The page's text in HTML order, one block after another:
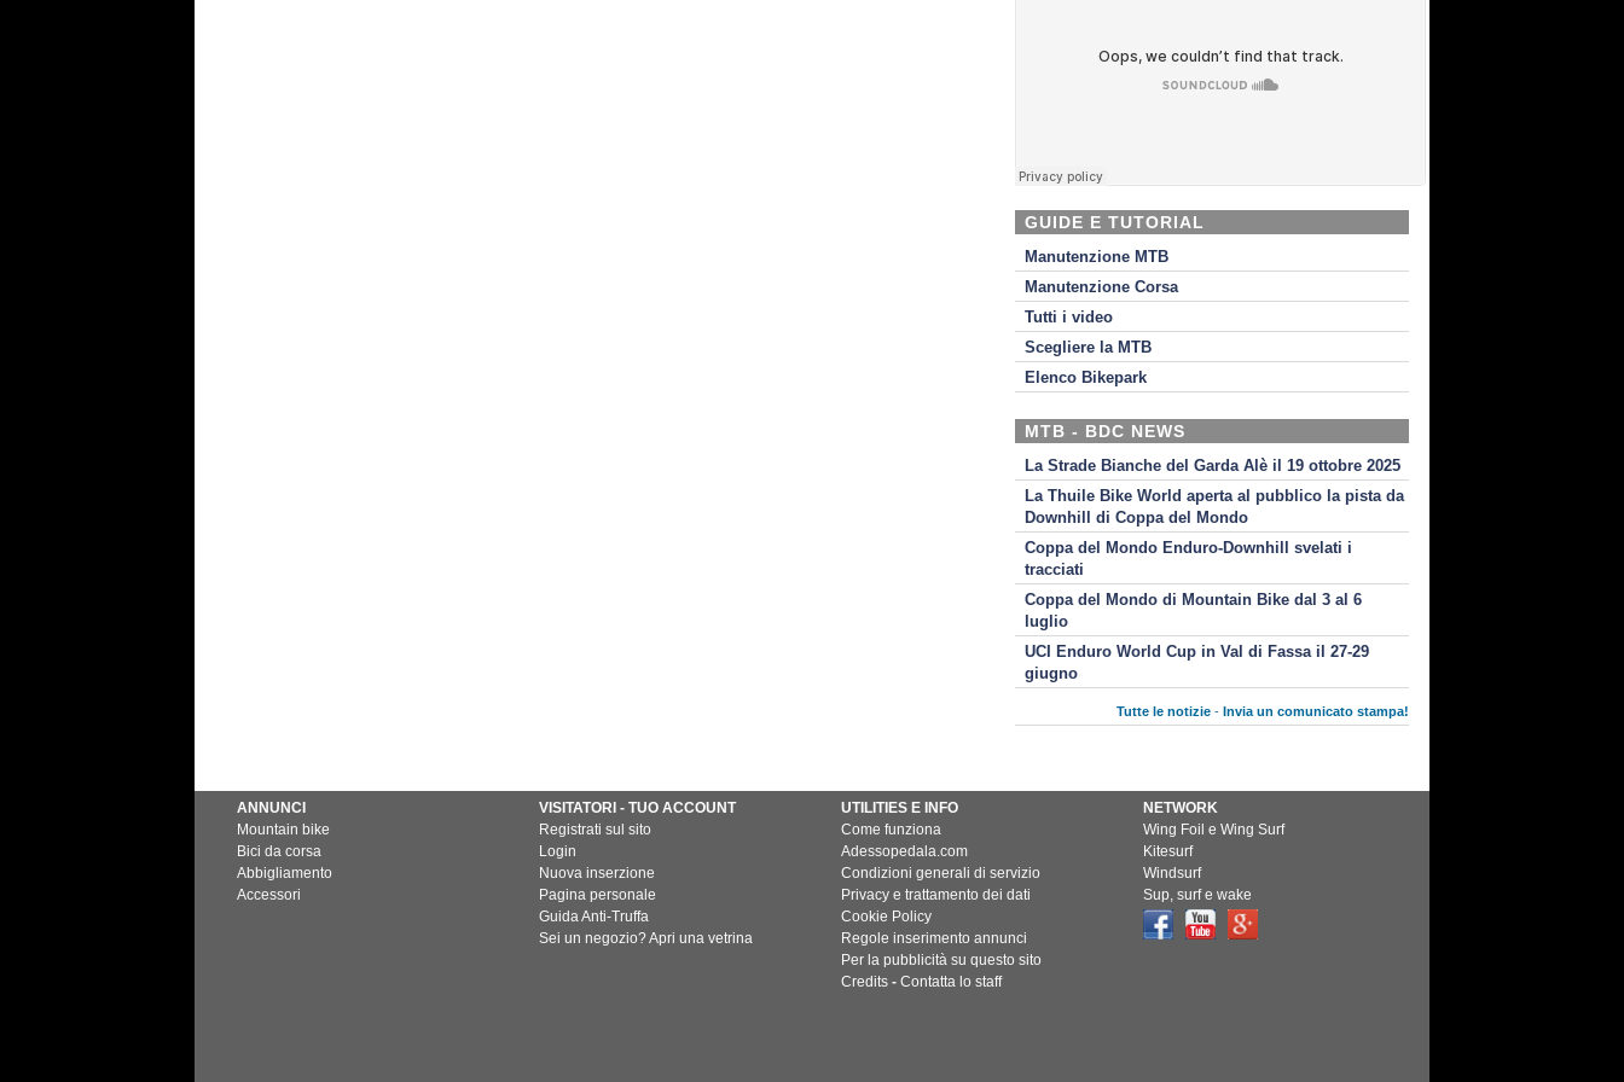
GUIDE E TUTORIAL
Manutenzione MTB
Manutenzione Corsa
Tutti i video
Scegliere la MTB
Elenco Bikepark
MTB - BDC NEWS
La Strade Bianche del Garda Alè il 19 ottobre 2025
La Thuile Bike World aperta al pubblico la pista da
Downhill di Coppa del Mondo
Coppa del Mondo Enduro-Downhill svelati i
tracciati
Coppa del Mondo di Mountain Bike dal 3 al 6
luglio
UCI Enduro World Cup in Val di Fassa il 27-29
giugno
Tutte le notizie -Invia un comunicato stampa!
ANNUNCI
Mountain bike
Bici da corsa
Abbigliamento
Accessori
VISITATORI - TUO ACCOUNT
Registrati sul sito
Login
Nuova inserzione
Pagina personale
Guida Anti-Truffa
Sei un negozio? Apri una vetrina
UTILITIES E INFO
Come funziona
Adessopedala.com
Condizioni generali di servizio
Privacy e trattamento dei dati
Cookie Policy
Regole inserimento annunci
Per la pubblicità su questo sito
Credits - Contatta lo staff
NETWORK
Wing Foil e Wing Surf
Kitesurf
Windsurf
Sup, surf e wake